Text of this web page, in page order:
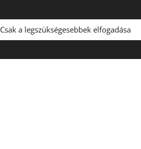
Csak a legszükségesebbek elfogadása